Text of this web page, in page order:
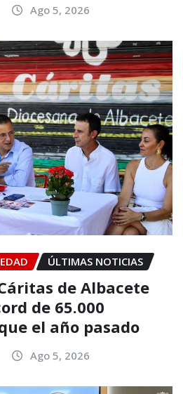
Ago 5, 2026
ÚLTIMAS NOTICIAS
de Albacete
de 65.000
el año pasado
Ago 5, 2026